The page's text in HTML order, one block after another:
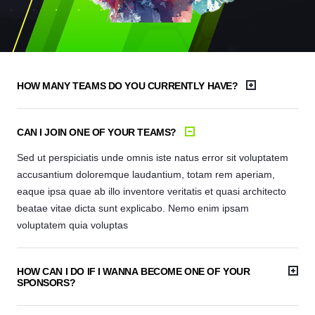
HOW MANY TEAMS DO YOU CURRENTLY HAVE?
CAN I JOIN ONE OF YOUR TEAMS?
Sed ut perspiciatis unde omnis iste natus error sit voluptatem
accusantium doloremque laudantium, totam rem aperiam,
eaque ipsa quae ab illo inventore veritatis et quasi architecto
beatae vitae dicta sunt explicabo. Nemo enim ipsam
voluptatem quia voluptas
HOW CAN I DO IF I WANNA BECOME ONE OF YOUR
SPONSORS?